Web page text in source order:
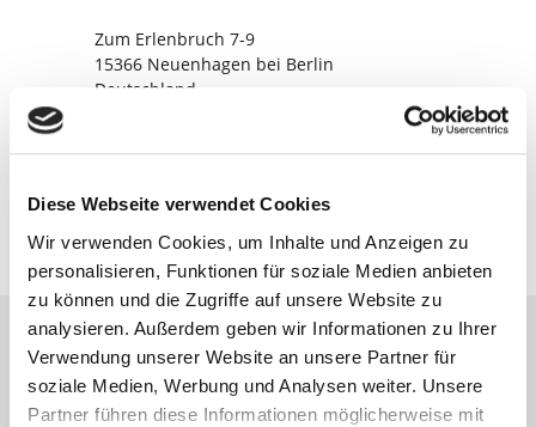
Diese Webseite verwendet Cookies
Wir verwenden Cookies, um Inhalte und Anzeigen zu
personalisieren, Funktionen für soziale Medien anbieten
zu können und die Zugriffe auf unsere Website zu
analysieren. Außerdem geben wir Informationen zu Ihrer
Verwendung unserer Website an unsere Partner für
soziale Medien, Werbung und Analysen weiter. Unsere
Partner führen diese Informationen möglicherweise mit
Zum Erlenbruch 7-9
15366 Neuenhagen bei Berlin
Deutschland
Jetzt kontaktieren
Kontaktieren Sie uns über unser Online-
Formular und wir melden uns umgehend